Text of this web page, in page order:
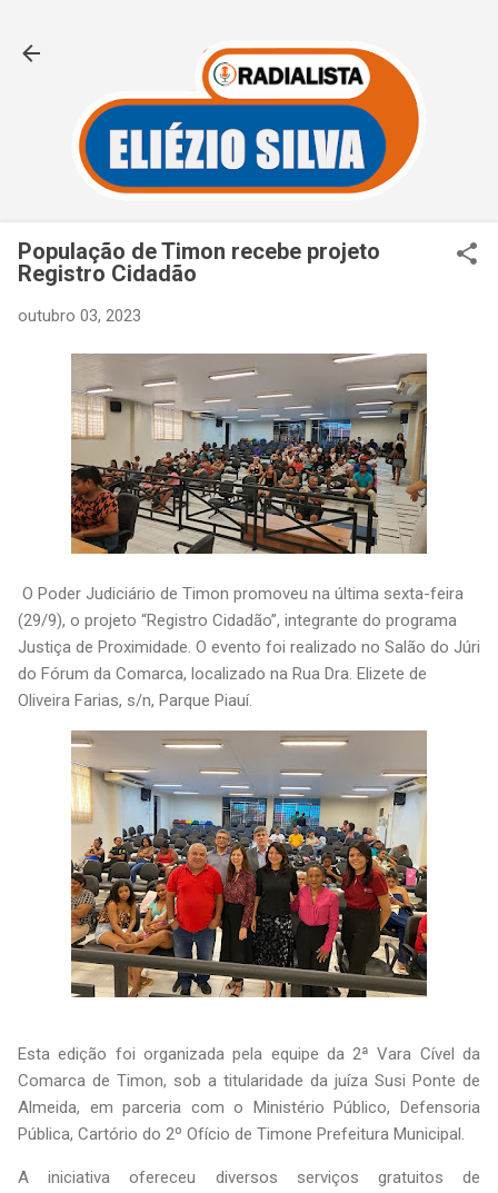
População de Timon recebe projeto
Registro Cidadão
outubro 03, 2023
O Poder Judiciário de Timon promoveu na última sexta-feira
(29/9), o projeto “Registro Cidadão”, integrante do programa
Justiça de Proximidade. O evento foi realizado no Salão do Júri
do Fórum da Comarca, localizado na Rua Dra. Elizete de
Oliveira Farias, s/n, Parque Piauí.
Esta edição foi organizada pela equipe da 2ª Vara Cível da
Comarca de Timon, sob a titularidade da juíza Susi Ponte de
Almeida, em parceria com o Ministério Público, Defensoria
Pública, Cartório do 2º Ofício de Timone Prefeitura Municipal.
A iniciativa ofereceu diversos serviços gratuitos de